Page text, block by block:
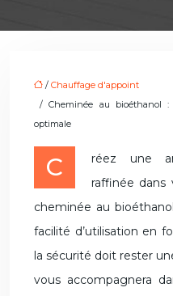
/ Chauffage d'appoint
/ Cheminée au bioéthanol :
optimale
Créez une ambiance chaleureuse et
raffinée dans
cheminée au
facilité d’utilisation en
la sécurité doit rester
vous accompagnera